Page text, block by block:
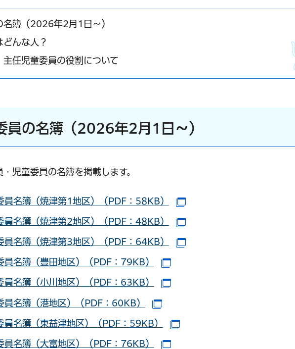
名簿（2026年2月1日～）
どんな人？
主任児童委員の役割について
員の名簿（2026年2月1日～）
児童委員の名簿を掲載します。
員名簿（焼津第1地区）（PDF：58KB）
員名簿（焼津第2地区）（PDF：48KB） （別ウインドウで開きます
員名簿（焼津第3地区）（PDF：64KB） （別ウインドウで開きます
員名簿（豊田地区）（PDF：79KB） （別ウインドウで開きます）
員名簿（小川地区）（PDF：63KB） （別ウインドウで開きます）
員名簿（港地区）（PDF：60KB）
員名簿（東益津地区）（PDF：59KB） （別ウインドウで開きます）
員名簿（大富地区）（PDF：76KB） （別ウインドウで開きます）